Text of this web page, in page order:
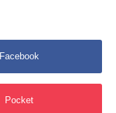
Facebook
Pocket